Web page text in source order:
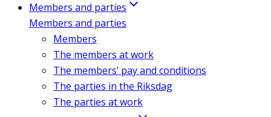
Members and parties
Members and parties
Members
The members at work
The members’ pay and conditions
The parties in the Riksdag
The parties at work